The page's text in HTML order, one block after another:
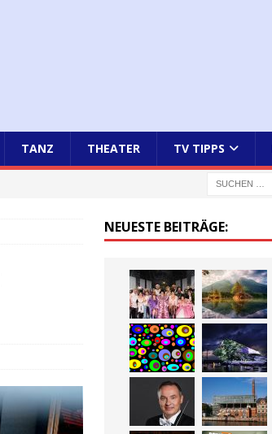
TANZ THEATER TV TIPPS
NEUESTE BEITRÄGE: